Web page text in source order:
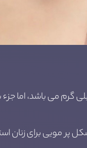
دارای دو جزء است، جزء اول آنتی آندروژنی که همان
پر مویی برای زنان